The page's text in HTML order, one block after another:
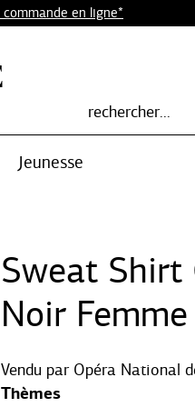
en ligne*
Jeunesse
Sweat Shirt
Noir Femme
Vendu par Opéra National
Thèmes